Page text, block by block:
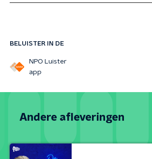
BELUISTER IN DE
NPO Luister
app
Andere afleveringen